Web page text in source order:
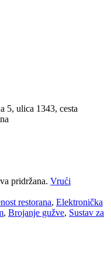
5, ulica 1343, cesta
pridržana. Vrući
restorana, Elektronička
, Brojanje gužve, Sustav za